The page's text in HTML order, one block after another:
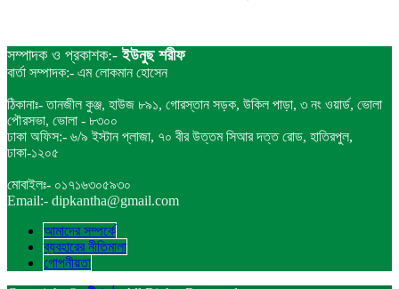
সম্পাদক ও প্রকাশক:-ইউনুছ শরীফ
বার্তা সম্পাদক:- এম লোকমান হোসেন
ঠিকানাঃ- তানজীল কুঞ্জ, হাউজ ৮৯১, গোরস্তান সড়ক, উকিল পাড়া, ৩ নং ওয়ার্ড, ভোলা
পৌরসভা, ভোলা - ৮৩০০
ঢাকা অফিস:- ৬/৯ ইস্টান প্লাজা, ৭০ বীর উত্তম সিআর দত্ত রোড, হাতিরপুল,
ঢাকা-১২০৫
মোবাইলঃ- ০১৭১৬৩০৫৯৩০
Email:- dipkantha@gmail.com
আমাদের সম্পর্কে
ব্যবহারের নীতিমালা
গোপনীয়তা